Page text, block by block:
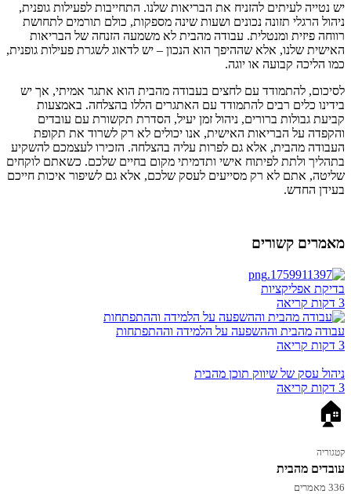
יש נטייה לעיתים להזניח את הבריאות שלנו. התחייבות לפעילות גופנית,
ניהול הרגלי תזונה נכונים ושעות שינה מספקות, כולם תורמים לתחושת
רווחה פיזית ומנטלית. עבודה מהבית לא משמעה הזנחה של הבריאות
האישית שלנו, אלא שההיפך הוא הנכון – יש לדאוג לשגרת פעילות גופנית,
כמו הליכה קבועה או יוגה.
לסיכום, להתמודד עם לחצים בעבודה מהבית הוא אתגר אמיתי, אך יש
בידינו כלים רבים להתמודד עם האתגרים הללו בהצלחה. באמצעות
קביעת גבולות ברורים, ניהול זמן יעיל, הסדרת תקשורת עם עובדים
והקפדה על הבריאות האישית, אנו יכולים לא רק לשרוד את תקופת
העבודה מהבית, אלא גם לפרות עליה בהצלחה. הזכירו לעצמכם להשקיע
בתהליך ולתת לפיתוח אישי ותדמיתי מקום בחיים שלכם. כשאתם לוקחים
שליטה, אתם לא רק מסייעים לעסק שלכם, אלא גם לשיפור איכות חייכם
בעידן החדש.
מאמרים קשורים
בדיקת אפליקציות
3 דקות קריאה
עבודה מהבית וההשפעה על הלמידה וההתפתחות
3 דקות קריאה
ניהול עסק של שיווק תוכן מהבית
3 דקות קריאה
🏠
קטגוריה
עובדים מהבית
336 מאמרים